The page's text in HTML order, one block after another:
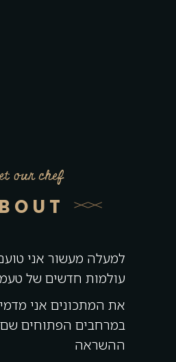
our chef
למעלה מעשור אני
עולמות חדשים של
את המתכונים אני
במרחבים הפתוחים
ההשראה